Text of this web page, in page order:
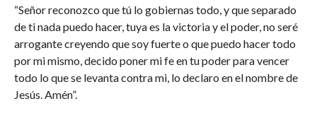
“Señor reconozco que tú lo gobiernas todo, y que separado
de ti nada puedo hacer, tuya es la victoria y el poder, no seré
arrogante creyendo que soy fuerte o que puedo hacer todo
por mi mismo, decido poner mi fe en tu poder para vencer
todo lo que se levanta contra mi, lo declaro en el nombre de
Jesús. Amén”.